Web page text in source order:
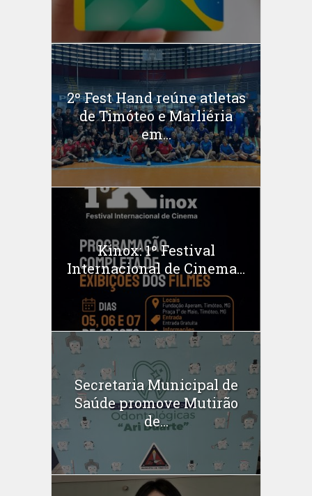
2º Fest Hand reúne atletas
de Timóteo e Marliéria
em...
Kinox: 1º Festival
Internacional de Cinema...
Secretaria Municipal de
Saúde promove Mutirão
de...